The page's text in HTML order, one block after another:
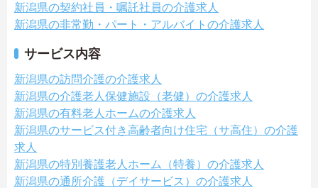
新潟県の契約社員・嘱託社員の介護求人
新潟県の非常勤・パート・アルバイトの介護求人
サービス内容
新潟県の訪問介護の介護求人
新潟県の介護老人保健施設（老健）の介護求人
新潟県の有料老人ホームの介護求人
新潟県のサービス付き高齢者向け住宅（サ高住）の介護
求人
新潟県の特別養護老人ホーム（特養）の介護求人
新潟県の通所介護（デイサービス）の介護求人